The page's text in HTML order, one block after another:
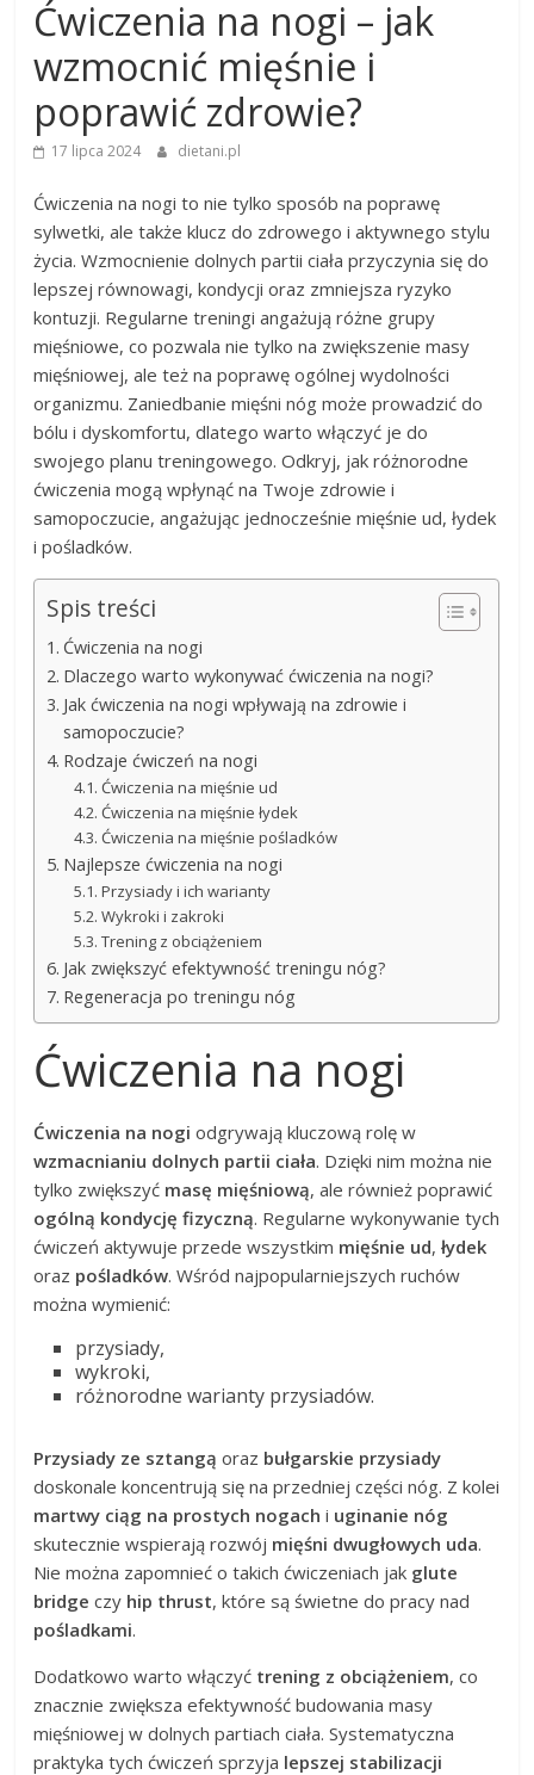
Ćwiczenia na nogi – jak
wzmocnić mięśnie i
poprawić zdrowie?
17 lipca 2024 dietani.pl
Ćwiczenia na nogi to nie tylko sposób na poprawę
sylwetki, ale także klucz do zdrowego i aktywnego stylu
życia. Wzmocnienie dolnych partii ciała przyczynia się do
lepszej równowagi, kondycji oraz zmniejsza ryzyko
kontuzji. Regularne treningi angażują różne grupy
mięśniowe, co pozwala nie tylko na zwiększenie masy
mięśniowej, ale też na poprawę ogólnej wydolności
organizmu. Zaniedbanie mięśni nóg może prowadzić do
bólu i dyskomfortu, dlatego warto włączyć je do
swojego planu treningowego. Odkryj, jak różnorodne
ćwiczenia mogą wpłynąć na Twoje zdrowie i
samopoczucie, angażując jednocześnie mięśnie ud, łydek
i pośladków.
Spis treści
Ćwiczenia na nogi
Dlaczego warto wykonywać ćwiczenia na nogi?
Jak ćwiczenia na nogi wpływają na zdrowie i
samopoczucie?
Rodzaje ćwiczeń na nogi
Ćwiczenia na mięśnie ud
Ćwiczenia na mięśnie łydek
Ćwiczenia na mięśnie pośladków
Najlepsze ćwiczenia na nogi
Przysiady i ich warianty
Wykroki i zakroki
Trening z obciążeniem
Jak zwiększyć efektywność treningu nóg?
Regeneracja po treningu nóg
Ćwiczenia na nogi
Ćwiczenia na nogi odgrywają kluczową rolę w
wzmacnianiu dolnych partii ciała. Dzięki nim można nie
tylko zwiększyć masę mięśniową, ale również poprawić
ogólną kondycję fizyczną. Regularne wykonywanie tych
ćwiczeń aktywuje przede wszystkim mięśnie ud,łydek
oraz pośladków. Wśród najpopularniejszych ruchów
można wymienić:
przysiady,
wykroki,
różnorodne warianty przysiadów.
Przysiady ze sztangą oraz bułgarskie przysiady
doskonale koncentrują się na przedniej części nóg. Z kolei
martwy ciąg na prostych nogach i uginanie nóg
skutecznie wspierają rozwój mięśni dwugłowych uda.
Nie można zapomnieć o takich ćwiczeniach jak glute
bridge czy hip thrust, które są świetne do pracy nad
pośladkami.
Dodatkowo warto włączyć trening z obciążeniem, co
znacznie zwiększa efektywność budowania masy
mięśniowej w dolnych partiach ciała. Systematyczna
praktyka tych ćwiczeń sprzyja lepszej stabilizacji